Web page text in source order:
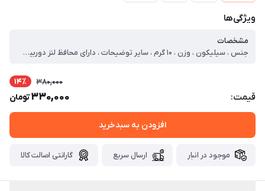
ویژگی‌ها
مشخصات
جنس ، سیلیکون ، وزن ، ۱۰ گرم ، سایر توضیحات ، دارای محافظ لنز دوربین سر خود جنس مات و ضد لک دسترسی راحت به کلید ها عدم جذب هیچگونه چربی و اثر انگشت (عمر طولانی) قاب انعطاف پذیر بوده و به راحتی بر روی گوشی نصب می گردد پوشش و محاظفت از لنز دوربین محافظت از صفحه نمایش گوشی ( محافظت کامل ۳۶۰ درجه) ، سازگار با گوشی موبایل ، ساختار ، مات ، سطح پوشش ، قاب پشتی ، لبه بالایی ، لبه پایینی ، لبه چپ ، لبه راست ، حفاظت از دکمه‌ها ، قابلیت‌های کیف و کاور ، مقاوم در برابر ضربه ، مقاوم در برابر آب ، دسترسی آسان به درگاه ها ، انعطاف پذیر ، دارای پوشش نرم داخلی ، لبه های برجسته برای محافظت صفحه نمایش ، لبه های برجسته برای محافظت دوربین ، قابلیت‌های ویژه ، مقاوم در برابر آب ، مقاوم در برابر ضربه
قیمت:
380,000 14٪
330,000تومان
افزودن به سبدخرید
موجود در انبار ارسال سریع گارانتی اصالت کالا